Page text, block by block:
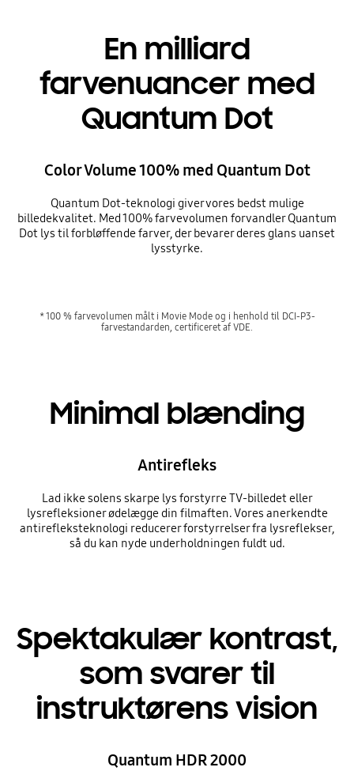
En milliard
farvenuancer med
Quantum Dot
Color Volume 100% med Quantum Dot
Quantum Dot-teknologi giver vores bedst mulige
billedekvalitet. Med 100% farvevolumen forvandler Quantum
Dot lys til forbløffende farver, der bevarer deres glans uanset
lysstyrke.
* 100 % farvevolumen målt i Movie Mode og i henhold til DCI-P3-
farvestandarden, certificeret af VDE.
Minimal blænding
Antirefleks
Lad ikke solens skarpe lys forstyrre TV-billedet eller
lysrefleksioner ødelægge din filmaften. Vores anerkendte
antirefleksteknologi reducerer forstyrrelser fra lysreflekser,
så du kan nyde underholdningen fuldt ud.
Spektakulær kontrast,
som svarer til
instruktørens vision
Quantum HDR 2000